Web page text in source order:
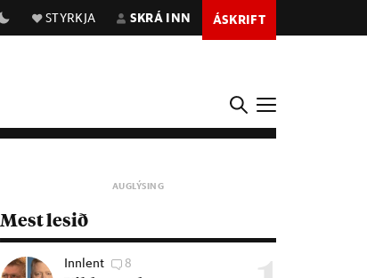
STYRKJA SKRÁ INN ÁSKRIFT
Mest lesið
Innlent 8